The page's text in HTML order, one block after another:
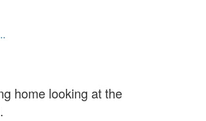
home looking at the